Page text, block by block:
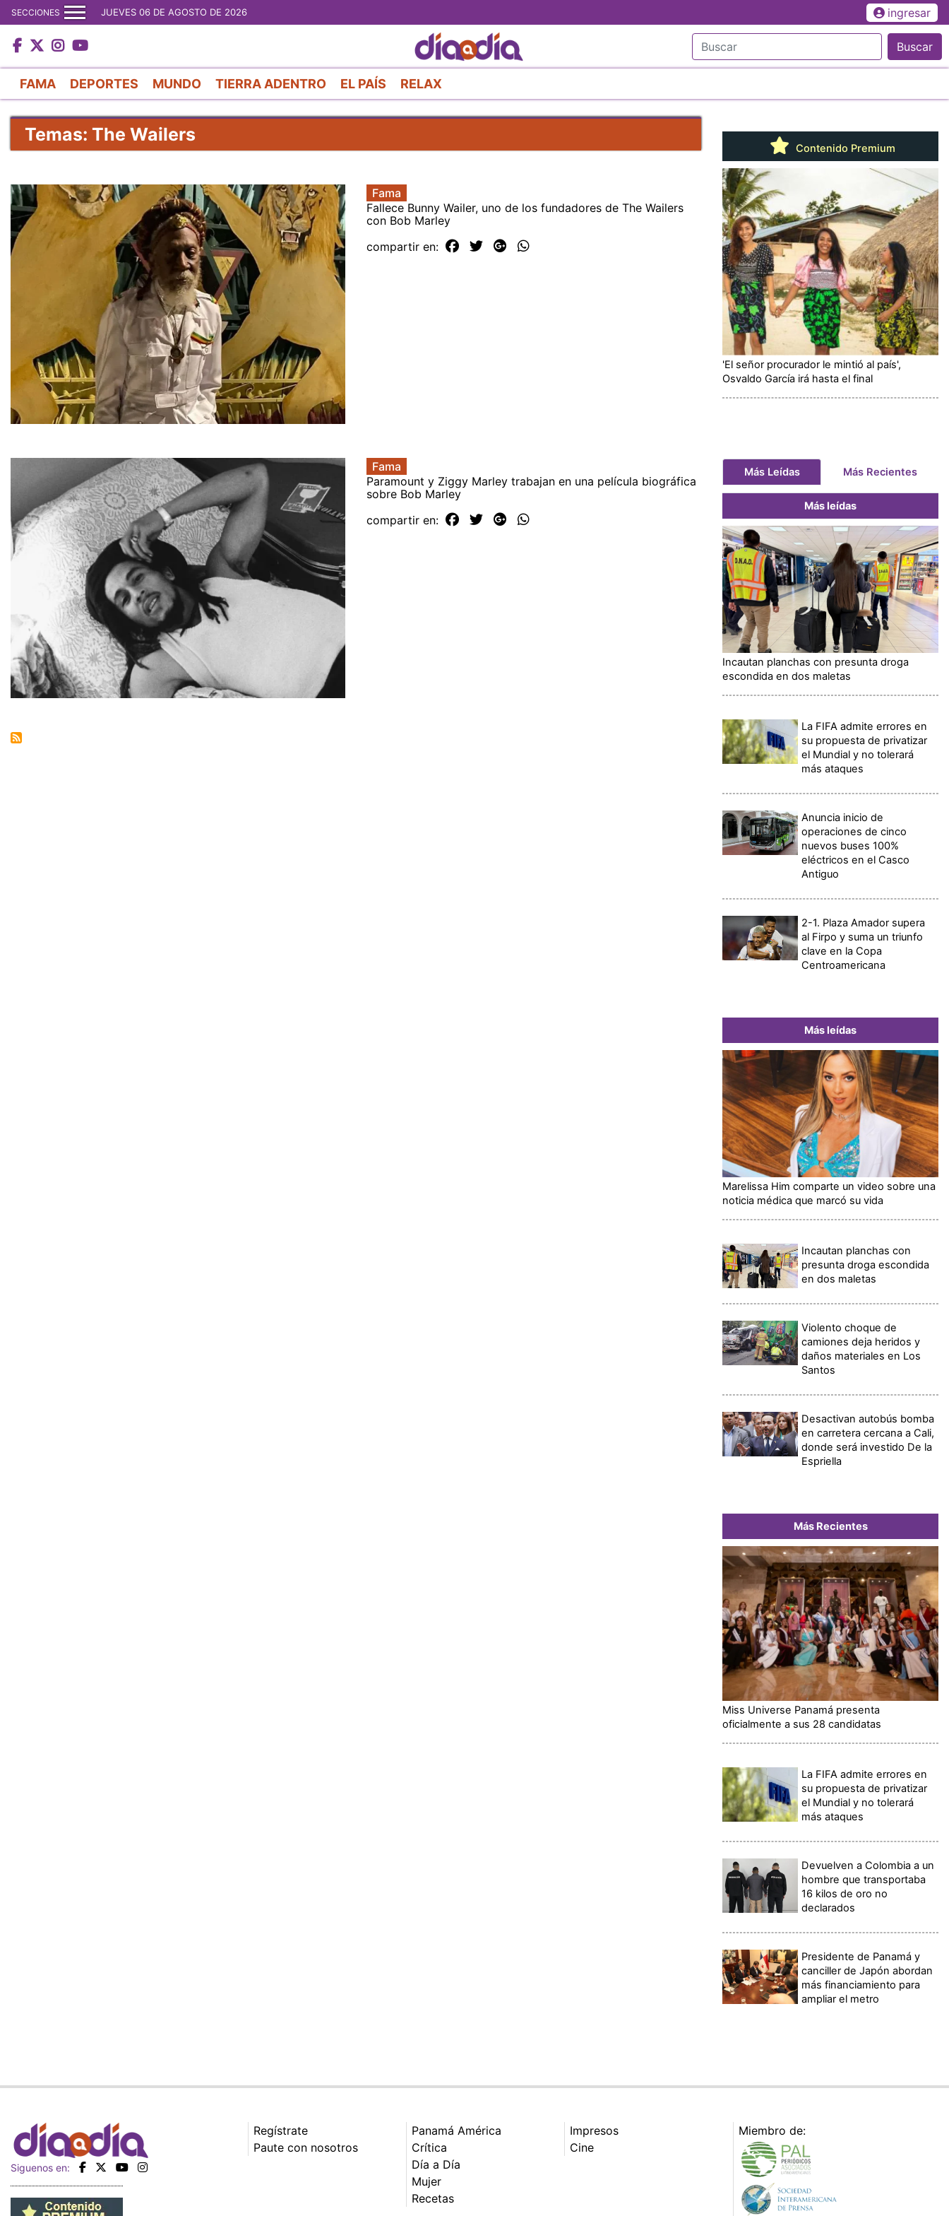
al
contenido
principal
SECCIONES JUEVES 06 DE AGOSTO DE 2026 ingresar
Buscar
FAMA DEPORTES MUNDO TIERRA ADENTRO EL PAÍS RELAX
Temas: The Wailers
Fama
Fallece Bunny Wailer, uno de los fundadores de The Wailers
con Bob Marley
compartir en:
Fama
Paramount y Ziggy Marley trabajan en una película biográfica
sobre Bob Marley
compartir en:
Contenido Premium
'El señor procurador le mintió al país',
Osvaldo García irá hasta el final
Más Leídas Más Recientes
Más leídas
Incautan planchas con presunta droga
escondida en dos maletas
La FIFA admite errores en
su propuesta de privatizar
el Mundial y no tolerará
más ataques
Anuncia inicio de
operaciones de cinco
nuevos buses 100%
eléctricos en el Casco
Antiguo
2-1. Plaza Amador supera
al Firpo y suma un triunfo
clave en la Copa
Centroamericana
Más leídas
Marelissa Him comparte un video sobre una
noticia médica que marcó su vida
Incautan planchas con
presunta droga escondida
en dos maletas
Violento choque de
camiones deja heridos y
daños materiales en Los
Santos
Desactivan autobús bomba
en carretera cercana a Cali,
donde será investido De la
Espriella
Más Recientes
Miss Universe Panamá presenta
oficialmente a sus 28 candidatas
La FIFA admite errores en
su propuesta de privatizar
el Mundial y no tolerará
más ataques
Devuelven a Colombia a un
hombre que transportaba
16 kilos de oro no
declarados
Presidente de Panamá y
canciller de Japón abordan
más financiamiento para
ampliar el metro
Siguenos en:
Regístrate
Paute con nosotros
Panamá América
Crítica
Día a Día
Mujer
Recetas
Impresos
Cine
Miembro de: